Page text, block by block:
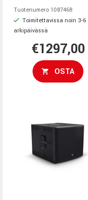
Tuotenumero 1087468
Toimitettavissa noin 3-6
arkipäivässä
€1297,00
OSTA